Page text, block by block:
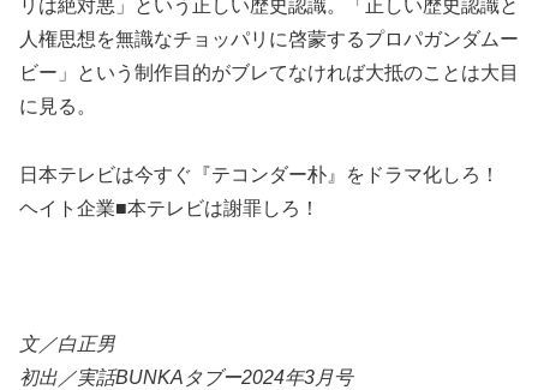
リは絶対悪」という正しい歴史認識。「正しい歴史認識と
人権思想を無識なチョッパリに啓蒙するプロパガンダムー
ビー」という制作目的がブレてなければ大抵のことは大目
に見る。
日本テレビは今すぐ『テコンダー朴』をドラマ化しろ！
ヘイト企業■本テレビは謝罪しろ！
文／白正男
初出／実話BUNKAタブー2024年3月号